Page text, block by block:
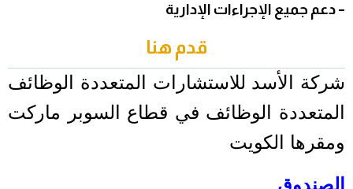
– دعم جميع الإجراءات الإدارية
قدم هنا
شركة الأسد للاستشارات المتعددة الوظائف
المتعددة الوظائف في قطاع السوبر ماركت
ومقرها الكويت